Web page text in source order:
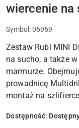
wiercenie na
Symbol:06969
Zestaw Rubi MINI
na sucho, a także
marmurze.
prowadnicę
montaż na
Dostępność: